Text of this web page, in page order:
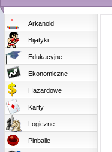
Arkanoid
Bijatyki
Edukacyjne
Ekonomiczne
Hazardowe
Karty
Logiczne
Pinballe